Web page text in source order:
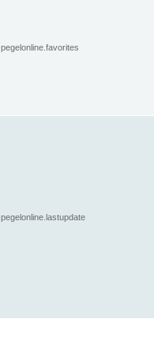
pegelonline.favorites
pegelonline.lastupdate